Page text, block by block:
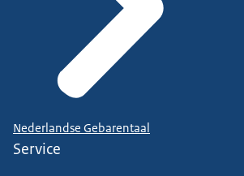
Nederlandse Gebarentaal
Service